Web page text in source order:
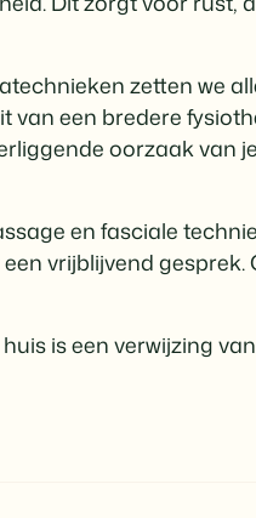
zetten we
van een bredere
oorzaak van
en fasciale
vrijblijvend gesprek.
is een verwijzing